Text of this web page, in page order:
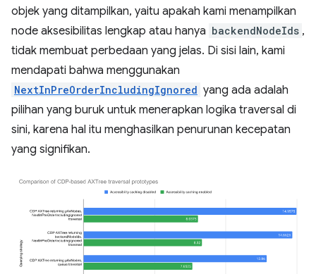
objek yang ditampilkan, yaitu apakah kami menampilkan
node aksesibilitas lengkap atau hanya backendNodeIds ,
tidak membuat perbedaan yang jelas. Di sisi lain, kami
mendapati bahwa menggunakan
NextInPreOrderIncludingIgnored yang ada adalah
pilihan yang buruk untuk menerapkan logika traversal di
sini, karena hal itu menghasilkan penurunan kecepatan
yang signifikan.